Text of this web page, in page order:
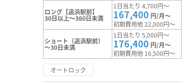
ロング【追浜駅前】
30日以上～360日未満
1日当たり 4,700円～
167,400 円/月～
初期費用他 22,000円～
ショート（追浜駅前）
～30日未満
1日当たり 5,000円～
176,400 円/月～
初期費用他 16,500円～
オートロック